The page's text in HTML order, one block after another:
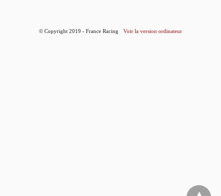
© Copyright 2019 - France Racing Voir la version ordinateur